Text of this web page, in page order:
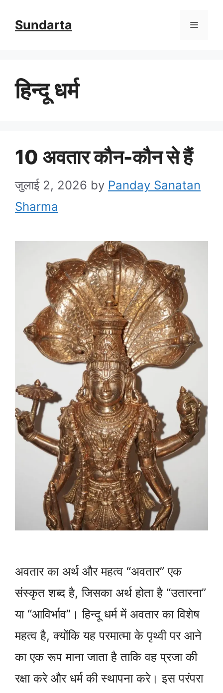
Sundarta Menu
हिन्दू धर्म
10 अवतार कौन-कौन से हैं
जुलाई 2, 2026 by Panday Sanatan
Sharma
अवतार का अर्थ और महत्व “अवतार” एक
संस्कृत शब्द है, जिसका अर्थ होता है “उतारना”
या “आविर्भाव”। हिन्दू धर्म में अवतार का विशेष
महत्व है, क्योंकि यह परमात्मा के पृथ्वी पर आने
का एक रूप माना जाता है ताकि वह प्रजा की
रक्षा करे और धर्म की स्थापना करे। इस परंपरा